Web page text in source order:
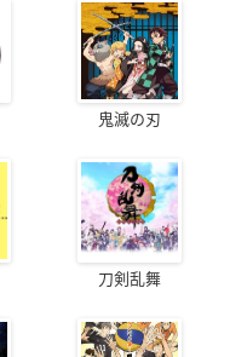
鬼滅の刃
刀剣乱舞